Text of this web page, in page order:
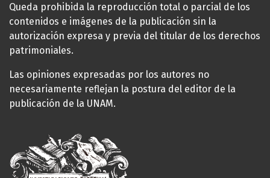
Queda prohibida la reproducción total o parcial de los
contenidos e imágenes de la publicación sin la
autorización expresa y previa del titular de los derechos
patrimoniales.
Las opiniones expresadas por los autores no
necesariamente reflejan la postura del editor de la
publicación de la UNAM.